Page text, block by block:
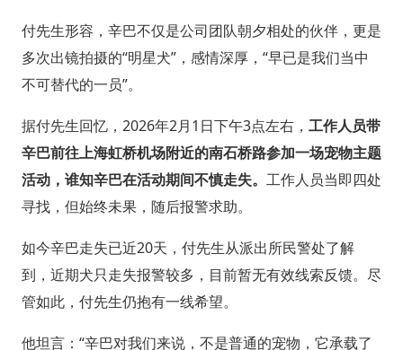
付先生形容，辛巴不仅是公司团队朝夕相处的伙伴，更是
多次出镜拍摄的“明星犬”，感情深厚，“早已是我们当中
不可替代的一员”。
据付先生回忆，2026年2月1日下午3点左右， 工作人员带
辛巴前往上海虹桥机场附近的南石桥路参加一场宠物主题
活动，谁知辛巴在活动期间不慎走失。 工作人员当即四处
寻找，但始终未果，随后报警求助。
如今辛巴走失已近20天，付先生从派出所民警处了解
到，近期犬只走失报警较多，目前暂无有效线索反馈。尽
管如此，付先生仍抱有一线希望。
他坦言：“辛巴对我们来说，不是普通的宠物，它承载了